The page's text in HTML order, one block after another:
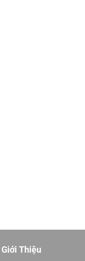
Giới Thiệu